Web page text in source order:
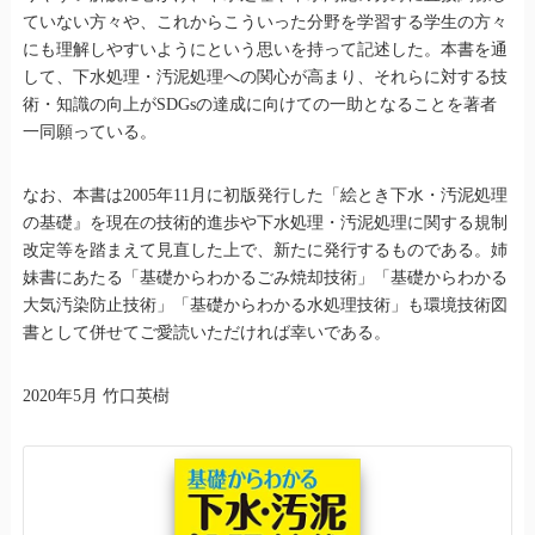
ていない方々や、これからこういった分野を学習する学生の方々
にも理解しやすいようにという思いを持って記述した。本書を通
して、下水処理・汚泥処理への関心が高まり、それらに対する技
術・知識の向上がSDGsの達成に向けての一助となることを著者
一同願っている。
なお、本書は2005年11月に初版発行した「絵とき下水・汚泥処理
の基礎』を現在の技術的進歩や下水処理・汚泥処理に関する規制
改定等を踏まえて見直した上で、新たに発行するものである。姉
妹書にあたる「基礎からわかるごみ焼却技術」「基礎からわかる
大気汚染防止技術」「基礎からわかる水処理技術」も環境技術図
書として併せてご愛読いただければ幸いである。
2020年5月 竹口英樹